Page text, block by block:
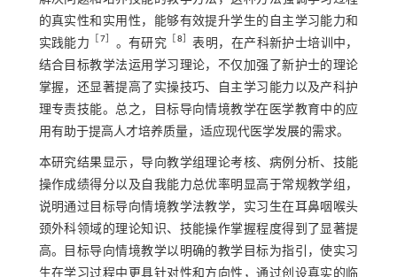
的真实性和实用性，能够有效提升学生的自主学习能力和
实践能力
［ 7］ 。有研究 ［8］ 表明，在产科新护士培训中，
结合目标教学法运用学习理论，不仅加强了新护士的理论
掌握，还显著提高了实操技巧、自主学习能力以及产科护
理专责技能。总之，目标导向情境教学在医学教育中的应
用有助于提高人才培养质量，适应现代医学发展的需求。
本研究结果显示，导向教学组理论考核、病例分析、技能
操作成绩得分以及自我能力总优率明显高于常规教学组，
说明通过目标导向情境教学法教学，实习生在耳鼻咽喉头
颈外科领域的理论知识、技能操作掌握程度得到了显著提
高。目标导向情境教学以明确的教学目标为指引，使实习
生在学习过程中更具针对性和方向性，通过创设真实的临